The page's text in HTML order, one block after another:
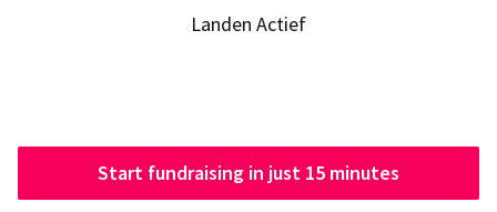
Landen Actief
Start fundraising in just 15 minutes